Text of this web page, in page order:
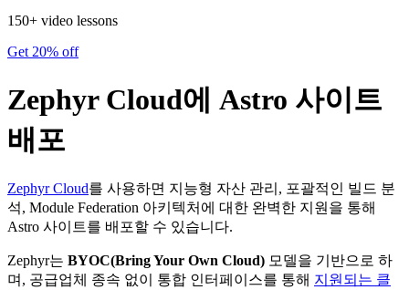
150+ video lessons
Get 20% off
Zephyr Cloud에 Astro 사이트
배포
Zephyr Cloud를 사용하면 지능형 자산 관리, 포괄적인 빌드 분
석, Module Federation 아키텍처에 대한 완벽한 지원을 통해
Astro 사이트를 배포할 수 있습니다.
Zephyr는 BYOC(Bring Your Own Cloud) 모델을 기반으로 하
며, 공급업체 종속 없이 통합 인터페이스를 통해 지원되는 클